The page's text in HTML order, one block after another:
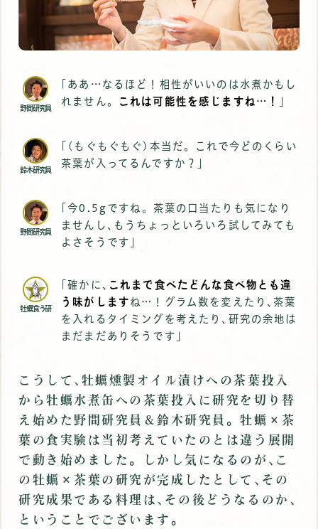
野間研究員
｢ああ…なるほど！相性がいいのは水煮かもし
れません。
これは可能性を感じますね…！
鈴木研究員
｢(もぐもぐもぐ)本当だ。これで今どのくらい
茶葉が入ってるんですか？｣
野間研究員
｢今0.5gですね。茶葉の口当たりも気になり
ませんし､もうちょっといろいろ試してみても
よさそうです｣
牡蠣食う研
｢確かに､ これまで食べたどんな食べ物とも違
う味がします ね…！グラム数を変えたり､茶葉
を入れるタイミングを考えたり､研究の余地は
まだまだありそうです｣
こうして､牡蠣燻製オイル漬けへの茶葉投入
から牡蠣水煮缶への茶葉投入に研究を切り替
え始めた野間研究員＆鈴木研究員。牡蠣×茶
葉の食実験は当初考えていたのとは違う展開
で動き始めました。しかし気になるのが､こ
の牡蠣×茶葉の研究が完成したとして､その
研究成果である料理は､その後どうなるのか､
ということでございます｡